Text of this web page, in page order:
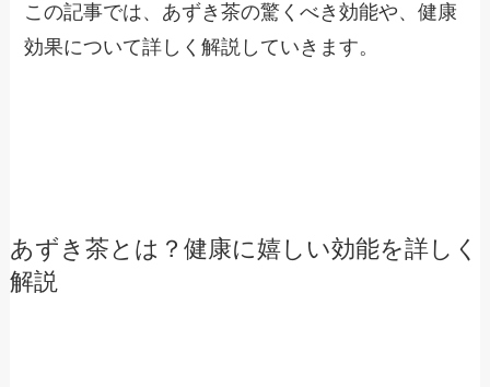
この記事では、あずき茶の驚くべき効能や、健康
効果について詳しく解説していきます。
あずき茶とは？健康に嬉しい効能を詳しく
解説